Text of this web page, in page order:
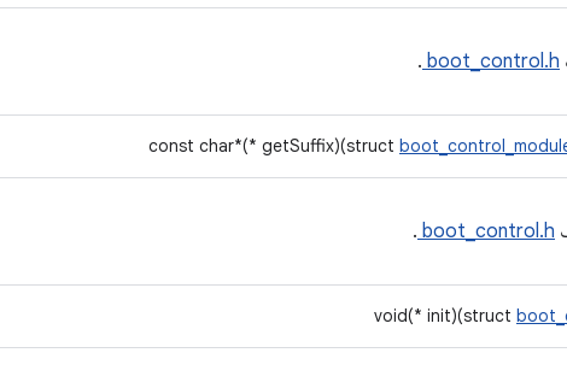
boot_control.h
.
const char*(* getSuffix)(struct
boot_control.h
.
void(* init)(struct